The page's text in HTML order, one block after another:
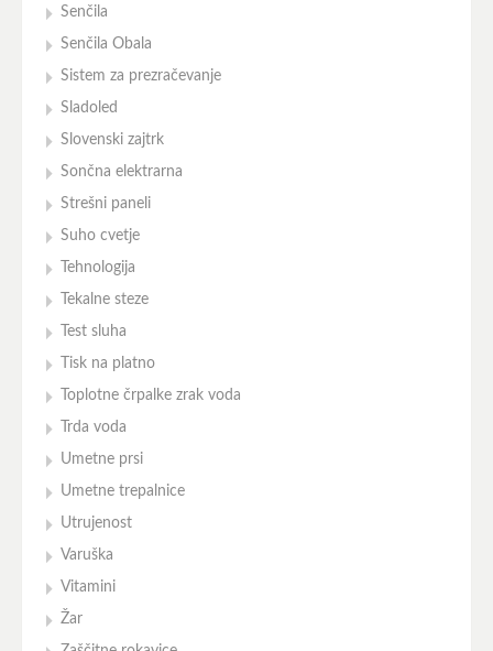
Senčila
Senčila Obala
Sistem za prezračevanje
Sladoled
Slovenski zajtrk
Sončna elektrarna
Strešni paneli
Suho cvetje
Tehnologija
Tekalne steze
Test sluha
Tisk na platno
Toplotne črpalke zrak voda
Trda voda
Umetne prsi
Umetne trepalnice
Utrujenost
Varuška
Vitamini
Žar